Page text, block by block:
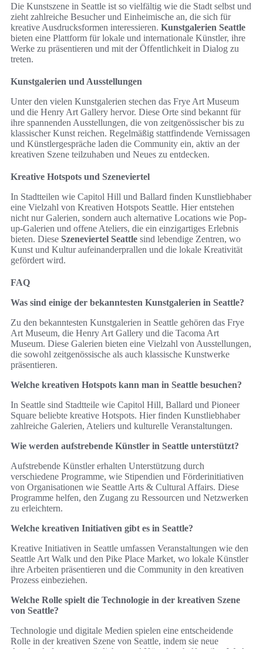
Die Kunstszene in Seattle ist so vielfältig wie die Stadt selbst und
zieht zahlreiche Besucher und Einheimische an, die sich für
kreative Ausdrucksformen interessieren. Kunstgalerien Seattle
bieten eine Plattform für lokale und internationale Künstler, ihre
Werke zu präsentieren und mit der Öffentlichkeit in Dialog zu
treten.
Kunstgalerien und Ausstellungen
Unter den vielen Kunstgalerien stechen das Frye Art Museum
und die Henry Art Gallery hervor. Diese Orte sind bekannt für
ihre spannenden Ausstellungen, die von zeitgenössischer bis zu
klassischer Kunst reichen. Regelmäßig stattfindende Vernissagen
und Künstlergespräche laden die Community ein, aktiv an der
kreativen Szene teilzuhaben und Neues zu entdecken.
Kreative Hotspots und Szeneviertel
In Stadtteilen wie Capitol Hill und Ballard finden Kunstliebhaber
eine Vielzahl von Kreativen Hotspots Seattle. Hier entstehen
nicht nur Galerien, sondern auch alternative Locations wie Pop-
up-Galerien und offene Ateliers, die ein einzigartiges Erlebnis
bieten. Diese Szeneviertel Seattle sind lebendige Zentren, wo
Kunst und Kultur aufeinanderprallen und die lokale Kreativität
gefördert wird.
FAQ
Was sind einige der bekanntesten Kunstgalerien in Seattle?
Zu den bekanntesten Kunstgalerien in Seattle gehören das Frye
Art Museum, die Henry Art Gallery und die Tacoma Art
Museum. Diese Galerien bieten eine Vielzahl von Ausstellungen,
die sowohl zeitgenössische als auch klassische Kunstwerke
präsentieren.
Welche kreativen Hotspots kann man in Seattle besuchen?
In Seattle sind Stadtteile wie Capitol Hill, Ballard und Pioneer
Square beliebte kreative Hotspots. Hier finden Kunstliebhaber
zahlreiche Galerien, Ateliers und kulturelle Veranstaltungen.
Wie werden aufstrebende Künstler in Seattle unterstützt?
Aufstrebende Künstler erhalten Unterstützung durch
verschiedene Programme, wie Stipendien und Förderinitiativen
von Organisationen wie Seattle Arts & Cultural Affairs. Diese
Programme helfen, den Zugang zu Ressourcen und Netzwerken
zu erleichtern.
Welche kreativen Initiativen gibt es in Seattle?
Kreative Initiativen in Seattle umfassen Veranstaltungen wie den
Seattle Art Walk und den Pike Place Market, wo lokale Künstler
ihre Arbeiten präsentieren und die Community in den kreativen
Prozess einbeziehen.
Welche Rolle spielt die Technologie in der kreativen Szene
von Seattle?
Technologie und digitale Medien spielen eine entscheidende
Rolle in der kreativen Szene von Seattle, indem sie neue